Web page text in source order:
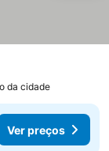
da cidade
Ver preços